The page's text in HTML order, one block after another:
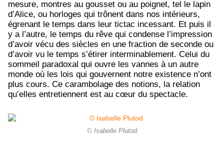
mesure, montres au gousset ou au poignet, tel le lapin
d’Alice, ou horloges qui trônent dans nos intérieurs,
égrenant le temps dans leur tictac incessant. Et puis il
y a l’autre, le temps du rêve qui condense l’impression
d’avoir vécu des siècles en une fraction de seconde ou
d’avoir vu le temps s’étirer interminablement. Celui du
sommeil paradoxal qui ouvre les vannes à un autre
monde où les lois qui gouvernent notre existence n’ont
plus cours. Ce carambolage des notions, la relation
qu’elles entretiennent est au cœur du spectacle.
© Isabelle Plutod